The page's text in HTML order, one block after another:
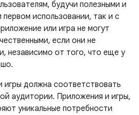
будучи полезными и
использовании, так и с
или игра не могут
если они не
независимо от того, что еще у
игры должна соответствовать
аудитории. Приложения и игры,
уникальные потребности